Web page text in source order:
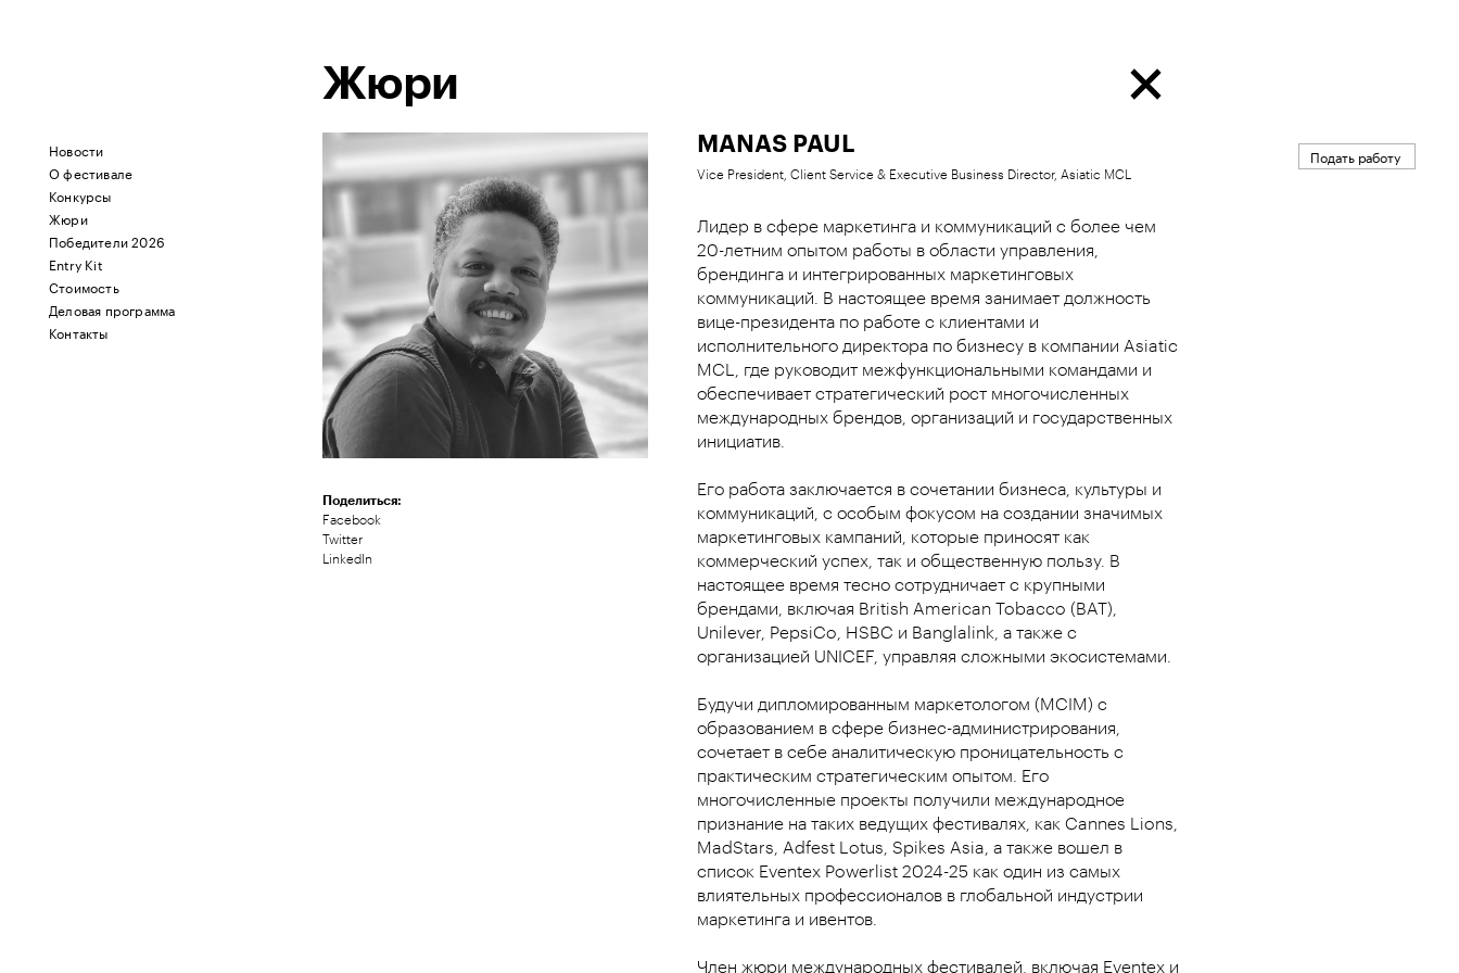
Новости
О фестивале
Конкурсы
Жюри
Победители 2026
Entry Kit
Стоимость
Деловая программа
Контакты
Подать работу
Жюри
MANAS PAUL
Vice President, Client Service & Executive Business Director, Asiatic MCL
Лидер в сфере маркетинга и коммуникаций с более чем
20-летним опытом работы в области управления,
брендинга и интегрированных маркетинговых
коммуникаций. В настоящее время занимает должность
вице-президента по работе с клиентами и
исполнительного директора по бизнесу в компании Asiatic
MCL, где руководит межфункциональными командами и
обеспечивает стратегический рост многочисленных
международных брендов, организаций и государственных
инициатив.
Его работа заключается в сочетании бизнеса, культуры и
коммуникаций, с особым фокусом на создании значимых
маркетинговых кампаний, которые приносят как
коммерческий успех, так и общественную пользу. В
настоящее время тесно сотрудничает с крупными
брендами, включая British American Tobacco (BAT),
Unilever, PepsiCo, HSBC и Banglalink, а также с
организацией UNICEF, управляя сложными экосистемами.
Будучи дипломированным маркетологом (MCIM) с
образованием в сфере бизнес-администрирования,
сочетает в себе аналитическую проницательность с
практическим стратегическим опытом. Его
многочисленные проекты получили международное
признание на таких ведущих фестивалях, как Cannes Lions,
MadStars, Adfest Lotus, Spikes Asia, а также вошел в
список Eventex Powerlist 2024-25 как один из самых
влиятельных профессионалов в глобальной индустрии
маркетинга и ивентов.
Член жюри международных фестивалей, включая Eventex и
Поделиться:
Facebook
Twitter
LinkedIn